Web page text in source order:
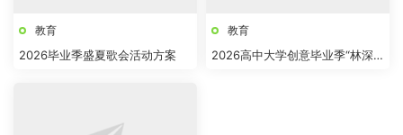
教育
2026毕业季盛夏歌会活动方案
教育
2026高中大学创意毕业季“林深